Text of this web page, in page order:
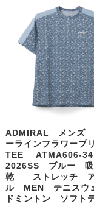
ADMIRAL メンズ
ーラインフラワープ
TEE ATMA606-
2026SS ブルー 吸
乾 ストレッチ ア
ル MEN テニスウ
ドミントン ソフト